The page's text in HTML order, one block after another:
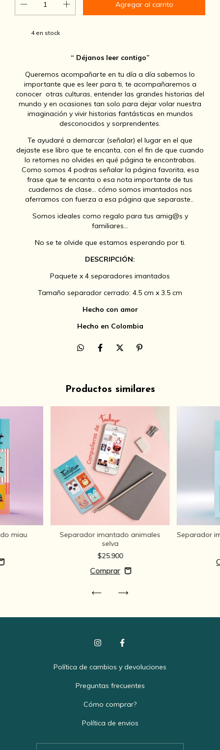
4en stock
“ Déjanos leer contigo”
Queremos acompañarte en tu día a día sabemos lo
importante que es leer para ti, te acompañaremos a
conocer otras culturas, entender las grandes historias del
mundo y en ocasiones tan solo para dejar volar nuestra
imaginación y vivir historias fantásticas en mundos
desconocidos y sorprendentes.
Te ayudaré a demarcar (señalar) el lugar en el que
dejaste ese libro que te encanta, con el fin de que cuando
lo retomes no olvides en qué página te encontrabas.
Como somos 4 podras señalar la página favorita, esa
frase que te encanta o esa nota importante de tus
cuadernos de clase... cómo somos imantados nos
aferramos con fuerza a esa página que separaste..
Somos ideales como regalo para tus amig@s y
familiares...
No se te olvide que estamos esperando por ti.
DESCRIPCIÓN:
Paquete x 4 separadores imantados
Tamaño separador cerrado: 4.5 cm x 3.5 cm
Hecho con amor
Hecho en Colombia
Productos similares
miau
Separador imantado animales
selva
$25.900
Separador
Política de cambios y devoluciones
Preguntas frecuentes
Cómo comprar?
Política de envios